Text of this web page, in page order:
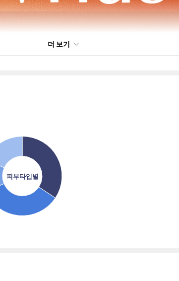
더 보기
피부타입별